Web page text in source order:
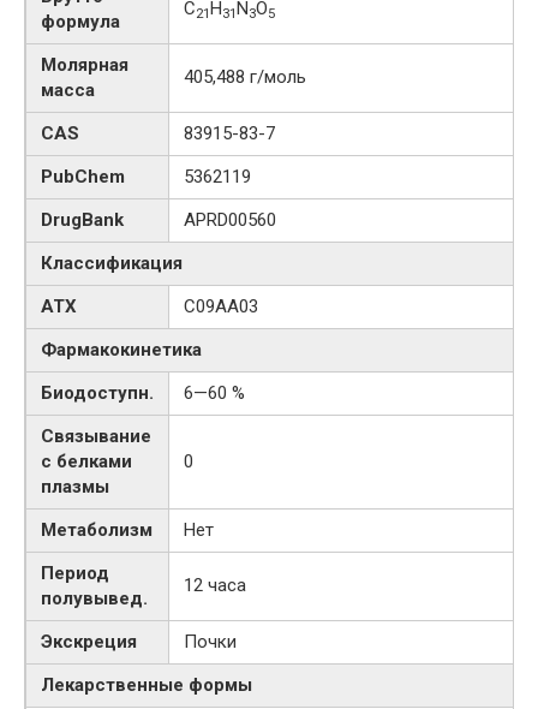
формула
C21H31N3O5
Молярная
масса
405,488 г/моль
CAS
83915-83-7
PubChem
5362119
DrugBank
APRD00560
Классификация
АТХ
C09AA03
Фармакокинетика
Биодоступн.
6—60 %
Связывание
с белками
плазмы
0
Метаболизм
Нет
Период
полувывед.
12 часа
Экскреция
Почки
Лекарственные формы